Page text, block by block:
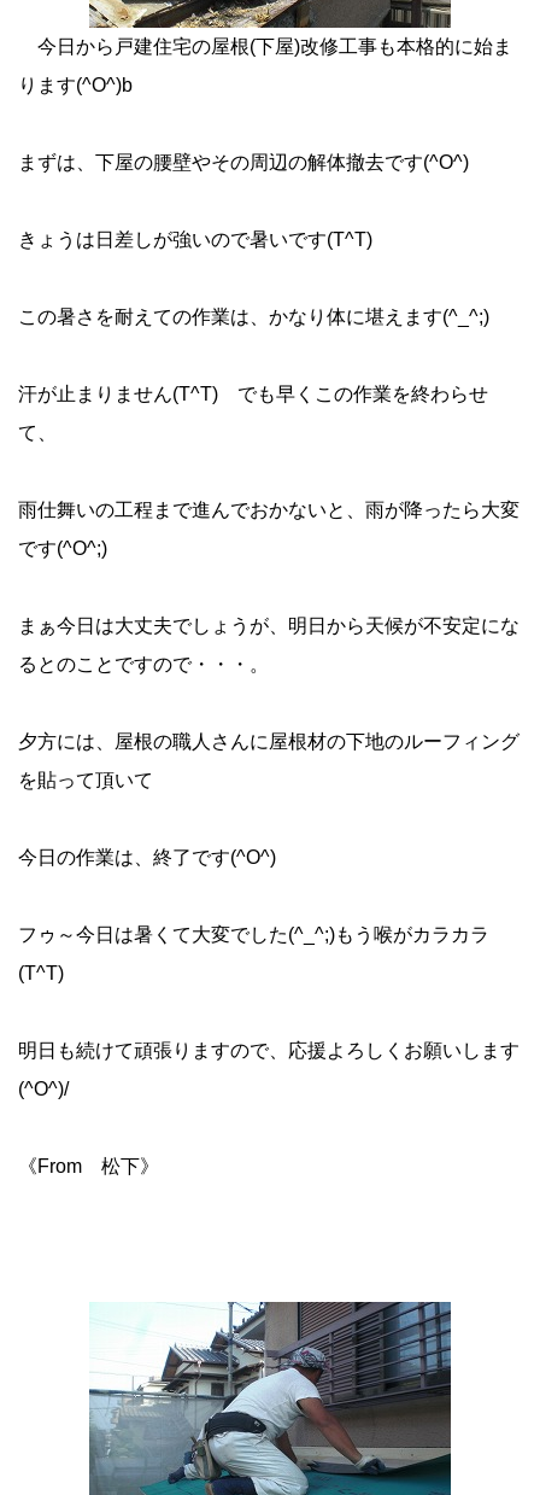
今日から戸建住宅の屋根(下屋)改修工事も本格的に始ま
ります(^O^)b
まずは、下屋の腰壁やその周辺の解体撤去です(^O^)
きょうは日差しが強いので暑いです(T^T)
この暑さを耐えての作業は、かなり体に堪えます(^_^;)
汗が止まりません(T^T)ゝでも早くこの作業を終わらせ
て、
雨仕舞いの工程まで進んでおかないと、雨が降ったら大変
です(^O^;)
まぁ今日は大丈夫でしょうが、明日から天候が不安定にな
るとのことですので・・・。
夕方には、屋根の職人さんに屋根材の下地のルーフィング
を貼って頂いて
今日の作業は、終了です(^O^)
フゥ～今日は暑くて大変でした(^_^;)もう喉がカラカラ
(T^T)
明日も続けて頑張りますので、応援よろしくお願いします
(^O^)/
《From 松下》